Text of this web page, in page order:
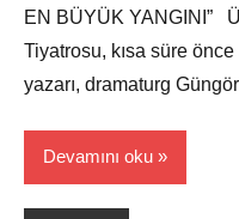
EN BÜYÜK YANGINI”
Tiyatrosu, kısa süre
yazarı, dramaturg
Devamını oku